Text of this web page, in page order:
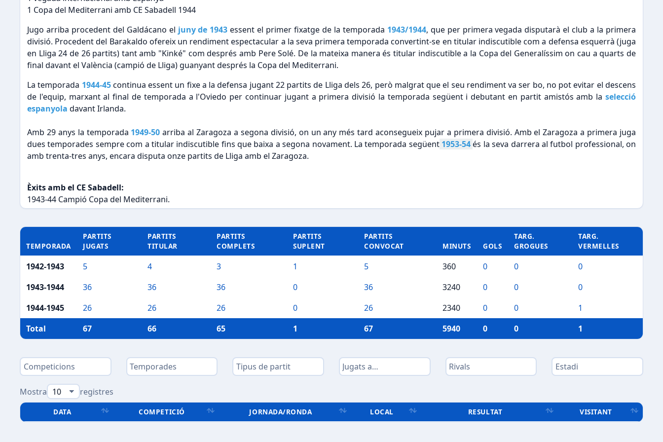
1 Copa del Mediterrani amb CE Sabadell 1944
Jugo arriba procedent del Galdácano el juny de 1943 essent el primer fixatge de la temporada 1943/1944, que per primera vegada disputarà el club a la primera
divisió. Procedent del Barakaldo ofereix un rendiment espectacular a la seva primera temporada convertint-se en titular indiscutible com a defensa esquerrà (juga
en Lliga 24 de 26 partits) tant amb "Kinké" com després amb Pere Solé. De la mateixa manera és titular indiscutible a la Copa del Generalíssim on cau a quarts de
final davant el València (campió de Lliga) guanyant després la Copa del Mediterrani.
La temporada 1944-45continua essent un fixe a la defensa jugant 22 partits de Lliga dels 26, però malgrat que el seu rendiment va ser bo, no pot evitar el descens
de l'equip, marxant al final de temporada a l'Oviedo per continuar jugant a primera divisió la temporada següent i debutant en partit amistós amb la selecció
espanyola davant Irlanda.
Amb 29 anys la temporada 1949-50 arriba al Zaragoza a segona divisió, on un any més tard aconsegueix pujar a primera divisió. Amb el Zaragoza a primera juga
dues temporades sempre com a titular indiscutible fins que baixa a segona novament. La temporada següent 1953-54és la seva darrera al futbol professional, on
amb trenta-tres anys, encara disputa onze partits de Lliga amb el Zaragoza.
Èxits amb el CE Sabadell:
1943-44 Campió Copa del Mediterrani.
TEMPORADA
PARTITS
JUGATS
PARTITS
TITULAR
PARTITS
COMPLETS
PARTITS
SUPLENT
PARTITS
CONVOCAT
MINUTS GOLS
TARG.
GROGUES
TARG.
VERMELLES
1942-1943 5 4 3 1 5 360 0 0
0
1943-1944
36 36 36 0 36 3240 0 0
0
1944-1945
26 26 26 0 26 2340 0 0
1
Total
67 66 65 1 67 5940 0 0 1
Mostra registres
DATA COMPETICIÓ JORNADA/RONDA LOCAL RESULTAT VISITANT